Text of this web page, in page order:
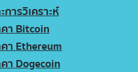
การวิเคราะห์
า Bitcoin
า Ethereum
า Dogecoin